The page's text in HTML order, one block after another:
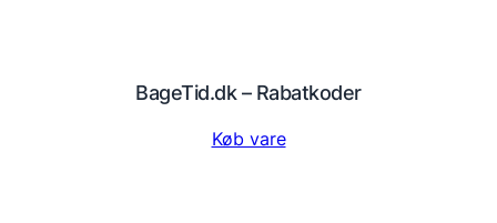
BageTid.dk – Rabatkoder
Køb vare